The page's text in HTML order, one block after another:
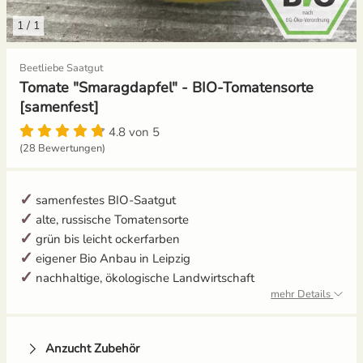
1 / 1
Beetliebe Saatgut
Tomate "Smaragdapfel" - BIO-Tomatensorte
[samenfest]
4.8 von 5
(28 Bewertungen)
samenfestes BIO-Saatgut
alte, russische Tomatensorte
grün bis leicht ockerfarben
eigener Bio Anbau in Leipzig
nachhaltige, ökologische Landwirtschaft
mehr Details
Anzucht Zubehör
Gemüsesamen Set
Gurken
Jalapeno
Knollenfenchel
Kohl
Kohlrabi
Kräutersamen
Kürbis
Aussaat und Anzucht im Dezember
Aussaat und Anzucht im Juli
Aussaat und Anzucht im Juni
Aussaat und Anzucht im Mai